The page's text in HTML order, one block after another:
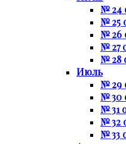
№ 24
№ 25
№ 26
№ 27
№ 28
Июль
№ 29
№ 30
№ 31
№ 32
№ 33